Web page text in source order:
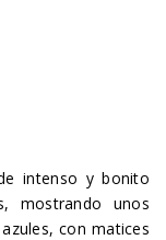
intenso y bonito
mostrando unos
con matices